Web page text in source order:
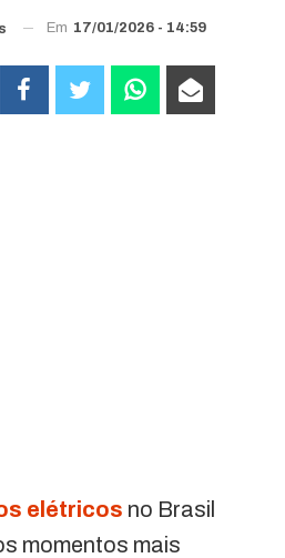
Em 17/01/2026 - 14:59
elétricos no Brasil
momentos mais